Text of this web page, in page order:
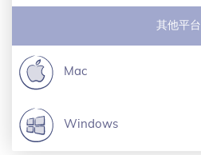
其他平台
Mac
Windows